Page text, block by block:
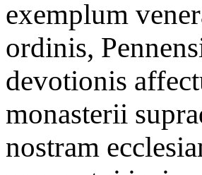
exemplum
ordinis,
devotionis
monasterii
nostram